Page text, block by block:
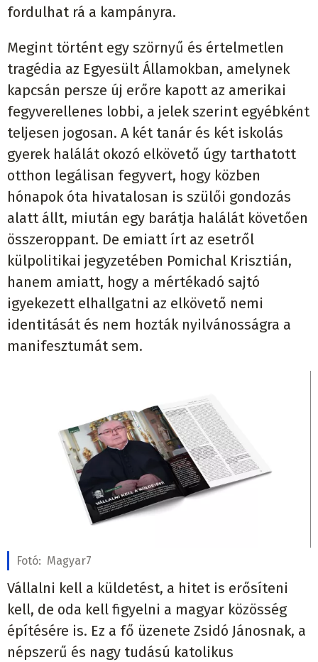
fordulhat rá a kampányra.
Megint történt egy szörnyű és értelmetlen
tragédia az Egyesült Államokban, amelynek
kapcsán persze új erőre kapott az amerikai
fegyverellenes lobbi, a jelek szerint egyébként
teljesen jogosan. A két tanár és két iskolás
gyerek halálát okozó elkövető úgy tarthatott
otthon legálisan fegyvert, hogy közben
hónapok óta hivatalosan is szülői gondozás
alatt állt, miután egy barátja halálát követően
összeroppant. De emiatt írt az esetről
külpolitikai jegyzetében Pomichal Krisztián,
hanem amiatt, hogy a mértékadó sajtó
igyekezett elhallgatni az elkövető nemi
identitását és nem hozták nyilvánosságra a
manifesztumát sem.
Fotó: Magyar7
Vállalni kell a küldetést, a hitet is erősíteni
kell, de oda kell figyelni a magyar közösség
építésére is. Ez a fő üzenete Zsidó Jánosnak, a
népszerű és nagy tudású katolikus